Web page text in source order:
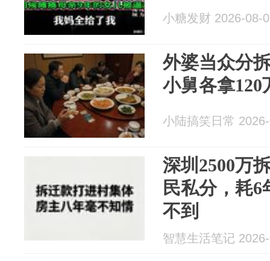
小糖发财 2026-08-
外婆当众分
小舅各拿120
小陆搞笑日常
深圳2500万
民私分，耗
不到
智慧生活笔记